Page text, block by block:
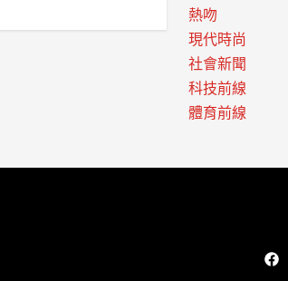
熱吻
現代時尚
社會新聞
科技前線
體育前線